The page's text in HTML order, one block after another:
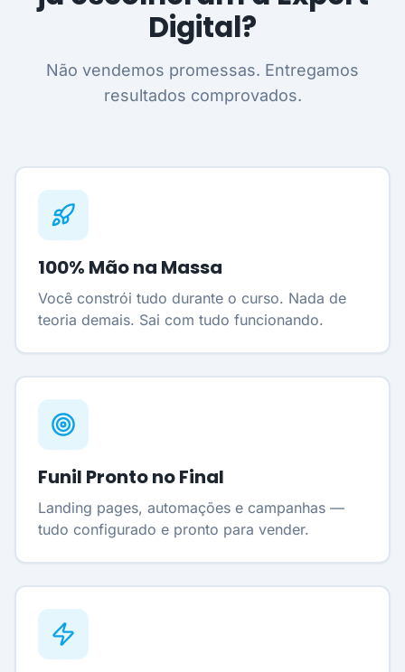
Digital?
Não vendemos promessas. Entregamos
resultados comprovados.
100% Mão na Massa
Você constrói tudo durante o curso. Nada de
teoria demais. Sai com tudo funcionando.
Funil Pronto no Final
Landing pages, automações e campanhas —
tudo configurado e pronto para vender.